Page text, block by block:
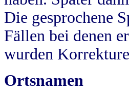
Die gesprochene
Fällen bei denen
wurden
Ortsnamen